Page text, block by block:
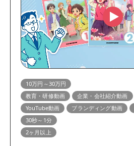
10万円～30万円
教育・研修動画
企業・会社紹介動画
YouTube動画
ブランディング動画
30秒～1分
2ヶ月以上